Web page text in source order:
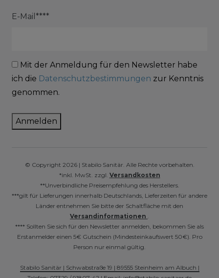
E-Mail****
Mit der Anmeldung für den Newsletter habe
ich die Datenschutzbestimmungen zur Kenntnis
genommen.
Anmelden
© Copyright 2026 | Stabilo Sanitär. Alle Rechte vorbehalten.
*inkl. MwSt. zzgl. Versandkosten
**Unverbindliche Preisempfehlung des Herstellers.
***gilt für Lieferungen innerhalb Deutschlands, Lieferzeiten für andere
Länder entnehmen Sie bitte der Schaltfläche mit den
Versandinformationen
**** Sollten Sie sich für den Newsletter anmelden, bekommen Sie als
Erstanmelder einen 5€ Gutschein (Mindesteinkaufswert 50€). Pro
Person nur einmal gültig.
Stabilo Sanitär | Schwabstraße 19 | 89555 Steinheim am Albuch |